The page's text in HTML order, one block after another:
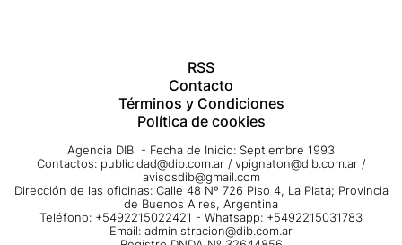
RSS
Contacto
Términos y Condiciones
Política de cookies
Agencia DIB - Fecha de Inicio: Septiembre 1993
Contactos: publicidad@dib.com.ar / vpignaton@dib.com.ar /
avisosdib@gmail.com
Dirección de las oficinas: Calle 48 Nº 726 Piso 4, La Plata; Provincia
de Buenos Aires, Argentina
Teléfono: +5492215022421 - Whatsapp: +5492215031783
Email: administracion@dib.com.ar